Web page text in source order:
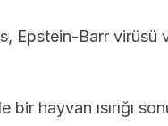
Epstein-Barr virüsü
bir hayvan ısırığı